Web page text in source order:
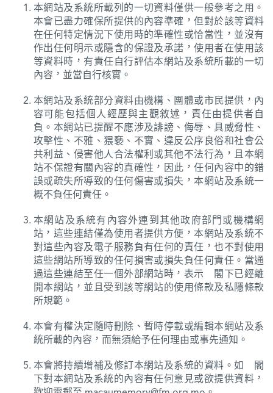
本網站及系統所載列的一切資料僅供一般參考之用。
本會已盡力確保所提供的內容準確，但對於該等資料
在任何特定情況下使用時的準確性或恰當性，並沒有
作出任何明示或隱含的保證及承諾，使用者在使用該
等資料時，有責任自行評估本網站及系統所載的一切
內容，並當自行核實。
本網站及系統部分資料由機構、團體或市民提供，內
容可能包括個人經歷與主觀敘述，責任由提供者自
負。本網站已提醒不應涉及誹謗、侮辱、具威脅性、
攻擊性、不雅、猥褻、不實、違反公序良俗和社會公
共利益、侵害他人合法權利或其他不法行為，且本網
站不保證有關內容的真確性，因此，任何內容中的錯
誤或疏失所導致的任何傷害或損失，本網站及系統一
概不負任何責任。
本網站及系統有內容外連到其他政府部門或機構網
站，這些連結僅為使用者提供方便，本網站及系統不
對這些內容及電子服務負有任何的責任，也不對使用
這些網站所導致的任何損害或損失負任何責任。當通
過這些連結至任一個外部網站時，表示 閣下已經離
開本網站，並且受到該等網站的使用條款及私隱條款
所規範。
本會有權決定隨時刪除、暫時停載或編輯本網站及系
統所載的內容，而無須給予任何理由或事先通知。
本會將持續增補及修訂本網站及系統的資料。如 閣
下對本網站及系統的內容有任何意見或欲提供資料，